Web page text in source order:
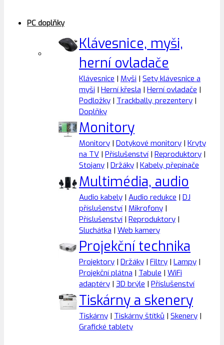
PC doplňky
Klávesnice, myši,
herní ovladače
Klávesnice | Myši | Sety klávesnice a
myši | Herní křesla | Herní ovladače |
Podložky | Trackbally, prezentery |
Doplňky
Monitory
Monitory | Dotykové monitory | Kryty
na TV | Příslušenství| Reproduktory |
Stojany | Držáky | Kabely, přepínače
Multimédia, audio
Audio kabely | Audio redukce | DJ
příslušenství| Mikrofony |
Příslušenství| Reproduktory |
Sluchátka | Web kamery
Projekční technika
Projektory | Držáky | Filtry | Lampy |
Projekční plátna | Tabule | WiFi
adaptéry | 3D brýle | Příslušenství
Tiskárny a skenery
Tiskárny | Tiskárny štítků | Skenery |
Grafické tablety